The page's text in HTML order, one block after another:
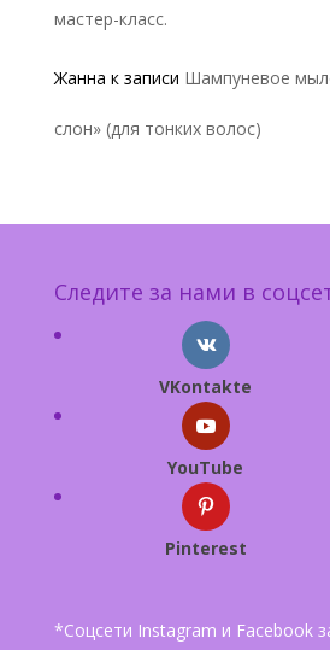
мастер-класс.
Жанна к записи Шампуневое
слон» (для тонких волос)
Следите за нами в
VKontakte
YouTube
Pinterest
*Соцсети Instagram и Facebook